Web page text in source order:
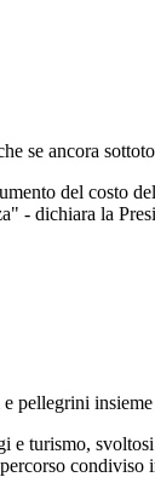
se ancora
del costo
- dichiara la
pellegrini
e turismo,
condiviso